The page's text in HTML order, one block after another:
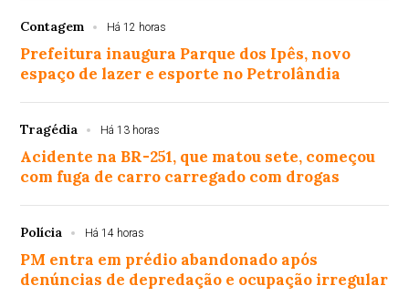
Contagem Há 12 horas
Prefeitura inaugura Parque dos Ipês, novo
espaço de lazer e esporte no Petrolândia
Tragédia Há 13 horas
Acidente na BR-251, que matou sete, começou
com fuga de carro carregado com drogas
Polícia Há 14 horas
PM entra em prédio abandonado após
denúncias de depredação e ocupação irregular